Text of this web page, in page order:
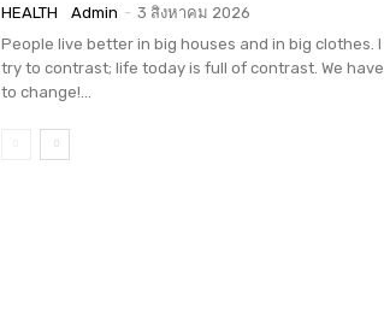
HEALTH Admin - 3 สิงหาคม 2026
People live better in big houses and in big clothes. I
try to contrast; life today is full of contrast. We have
to change!...